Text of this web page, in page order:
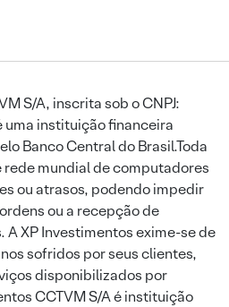
S/A, inscrita sob o CNPJ:
instituição financeira
Banco Central do Brasil.Toda
mundial de computadores
ou atrasos, podendo impedir
ou a recepção de
XP Investimentos exime-se de
sofridos por seus clientes,
disponibilizados por
CCTVM S/A é instituição